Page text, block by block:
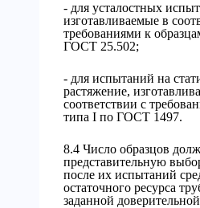
- для усталостных
изготавливаемые в
требованиями к
ГОСТ 25.502;
- для испытаний на
растяжение,
соответствии с
типа I по ГОСТ 1497.
8.4 Число образцов
представительную
после их испытаний
остаточного ресурса
заданной